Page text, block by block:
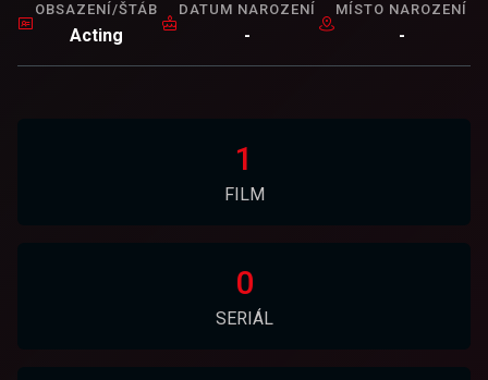
OBSAZENÍ/ŠTÁB
Acting
DATUM NAROZENÍ
-
MÍSTO NAROZENÍ
-
1
FILM
0
SERIÁL